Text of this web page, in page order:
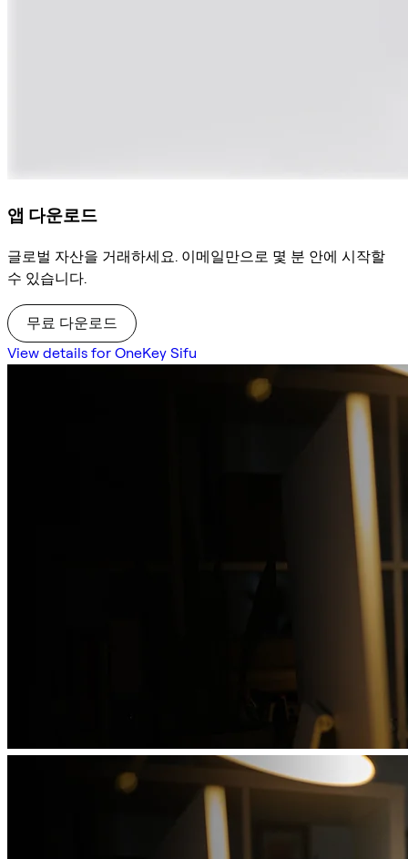
앱 다운로드
글로벌 자산을 거래하세요. 이메일만으로 몇 분 안에 시작할
수 있습니다.
무료 다운로드
View details for OneKey Sifu